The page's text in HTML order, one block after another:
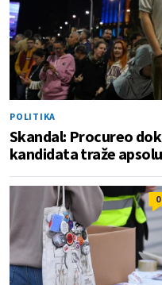
POLITIKA
Skandal: Procureo
kandidata traže
0